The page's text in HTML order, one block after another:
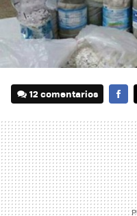
12 comentarios